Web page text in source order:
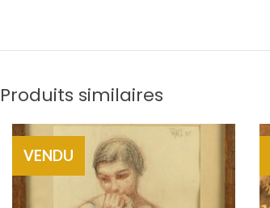
Produits similaires
VENDU